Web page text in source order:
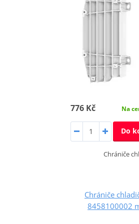
776 Kč Na
Do
Chrániče
Chrániče
8458100002